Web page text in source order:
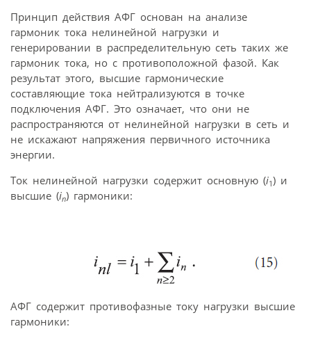
Принцип действия АФГ основан на анализе
гармоник тока нелинейной нагрузки и
генерировании в распределительную сеть таких же
гармоник тока, но с противоположной фазой. Как
результат этого, высшие гармонические
составляющие тока нейтрализуются в точке
подключения АФГ. Это означает, что они не
распространяются от нелинейной нагрузки в сеть и
не искажают напряжения первичного источника
энергии.
Ток нелинейной нагрузки содержит основную (i1) и
высшие (in) гармоники:
АФГ содержит противофазные току нагрузки высшие
гармоники: